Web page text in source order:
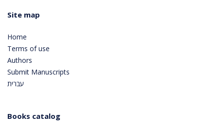
Site map
Home
Terms of use
Authors
Submit Manuscripts
עברית
Books catalog